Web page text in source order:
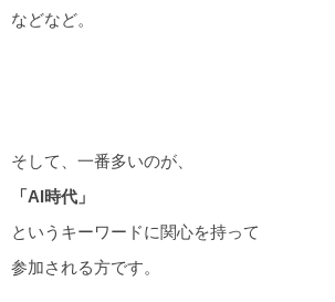
などなど。
そして、一番多いのが、
「AI時代」
というキーワードに関心を持って
参加される方です。